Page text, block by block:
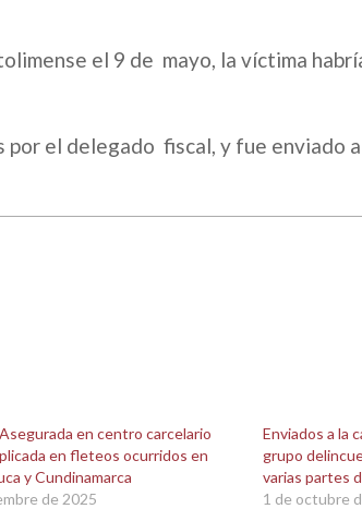
el 9 de mayo, la víctima
el delegado fiscal, y fue enviado
Asegurada en centro carcelario
en fleteos ocurridos en
y Cundinamarca
de 2025
Enviados a la
grupo
varias partes
1 de octubre